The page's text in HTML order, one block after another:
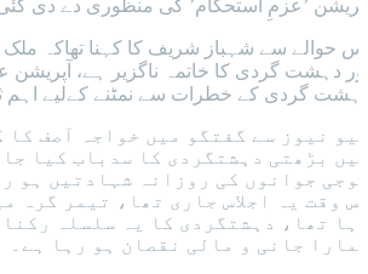
’عزمِ استحکام’ کی منظوری دے دی
حوالے سے شہباز شریف کا کہنا تھاکہ ملک
دہشت گردی کا خاتمہ ناگزیر ہے، آپریشن
گردی کے خطرات سے نمٹنے کےلیے اہم
نیوز سے گفتگو میں خواجہ آصف کا
بڑھتی دہشتگردی کا سدباب کیا
جوانوں کی روزانہ شہادتیں ہو
وقت یہ اجلاس جاری تھا، تیمر گرہ
تھا، دہشتگردی کا یہ سلسلہ
جانی و مالی نقصان ہو رہا ہے۔